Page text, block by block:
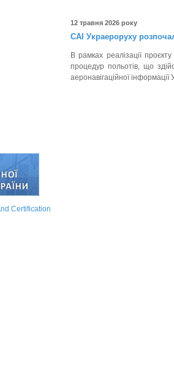
12 травня 2026 року
САІ Украероруху
В рамках реалізації
процедур польотів, що
аеронавігаційної